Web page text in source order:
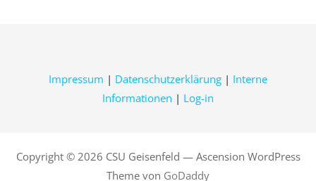
Impressum | Datenschutzerklärung | Interne
Informationen | Log-in
Copyright © 2026 CSU Geisenfeld — Ascension WordPress
Theme von GoDaddy